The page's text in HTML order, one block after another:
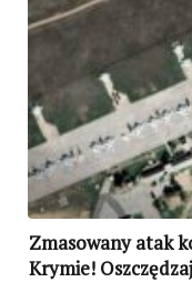
Zmasowany atak
Krymie!